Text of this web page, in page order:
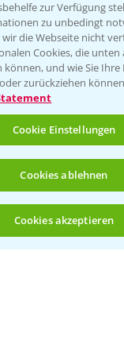
(noch 4)
346 564 1
30-20220
Sie
zur Verfügung
zu unbedingt
die Webseite nicht
Cookies, die
und wie Sie Ihre
zurückziehen
Cookie Einstellungen
Cookies ablehnen
Cookies akzeptieren